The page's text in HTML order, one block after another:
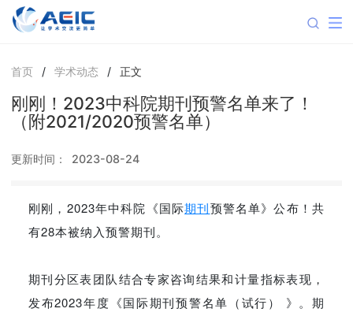
首页 / 学术动态 / 正文
刚刚！2023中科院期刊预警名单来了！
（附2021/2020预警名单）
更新时间： 2023-08-24
刚刚，2023年中科院《国际期刊预警名单》公布！共
有28本被纳入预警期刊。
期刊分区表团队结合专家咨询结果和计量指标表现，
发布2023年度《国际期刊预警名单（试行） 》。期